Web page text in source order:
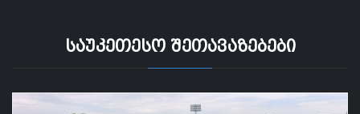
საუკეთესო შეთავაზებები